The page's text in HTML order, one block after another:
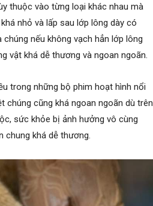
thuộc vào từng loại khác nhau mà
nhỏ và lấp sau lớp lông dày có
nếu không vạch hẳn lớp lông
vật khá dễ thương và ngoan ngoãn.
trong những bộ phim hoạt hình nổi
chúng cũng khá ngoan ngoãn dù trên
sức khỏe bị ảnh hưởng vô cùng
chung khá dễ thương.